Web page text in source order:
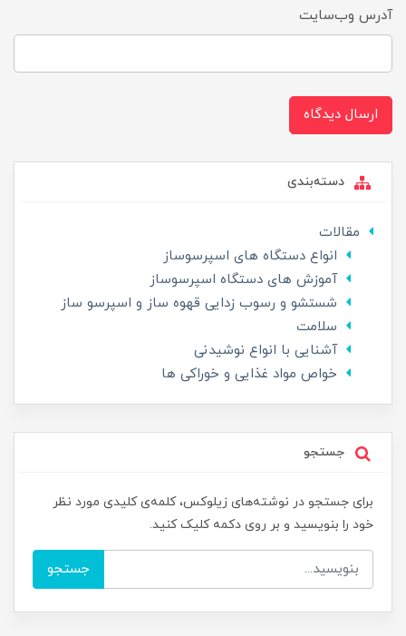
آدرس وب‌سایت
ارسال دیدگاه
دسته‌بندی
مقالات
انواع دستگاه های اسپرسوساز
آموزش های دستگاه اسپرسوساز
شستشو و رسوب زدایی قهوه ساز و اسپرسو ساز
سلامت
آشنایی با انواع نوشیدنی
خواص مواد غذایی و خوراکی ها
جستجو
برای جستجو در نوشته‌های زیلوکس، کلمه‌ی کلیدی مورد نظر
خود را بنویسید و بر روی دکمه کلیک کنید.
جستجو